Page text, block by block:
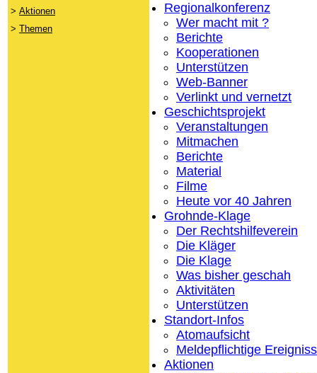
> Aktionen
> Themen
Regionalkonferenz
Wer macht mit ?
Berichte
Kooperationen
Unterstützen
Web-Banner
Verlinkt und vernetzt
Geschichtsprojekt
Veranstaltungen
Mitmachen
Berichte
Material
Filme
Heute vor 40 Jahren
Grohnde-Klage
Der Rechtshilfeverein
Die Kläger
Die Klage
Was bisher geschah
Aktivitäten
Unterstützen
Standort-Infos
Atomaufsicht
Meldepflichtige
Aktionen